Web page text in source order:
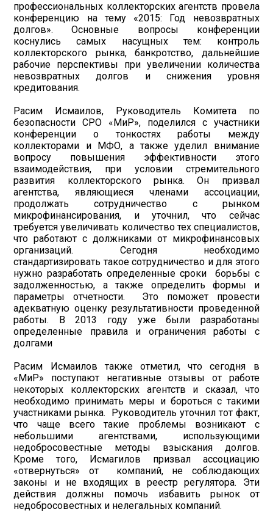
профессиональных коллекторских агентств провела
конференцию на тему «2015: Год невозвратных
долгов». Основные вопросы конференции
коснулись самых насущных тем: контроль
коллекторского рынка, банкротство, дальнейшие
рабочие перспективы при увеличении количества
невозвратных долгов и снижения уровня
кредитования.
Расим Исмаилов, Руководитель Комитета по
безопасности СРО «МиР», поделился с участники
конференции о тонкостях работы между
коллекторами и МФО, а также уделил внимание
вопросу повышения эффективности этого
взаимодействия, при условии стремительного
развития коллекторского рынка. Он призвал
агентства, являющиеся членами ассоциации,
продолжать сотрудничество с рынком
микрофинансирования, и уточнил, что сейчас
требуется увеличивать количество тех специалистов,
что работают с должниками от микрофинансовых
организаций. Сегодня необходимо
стандартизировать такое сотрудничество и для этого
нужно разработать определенные сроки борьбы с
задолженностью, а также определить формы и
параметры отчетности. Это поможет провести
адекватную оценку результативности проведенной
работы. В 2013 году уже были разработаны
определенные правила и ограничения работы с
долгами
Расим Исмаилов также отметил, что сегодня в
«МиР» поступают негативные отзывы от работе
некоторых коллекторских агентств и сказал, что
необходимо принимать меры и бороться с такими
участниками рынка. Руководитель уточнил тот факт,
что чаще всего такие проблемы возникают с
небольшими агентствами, использующими
недобросовестные методы взыскания долгов.
Кроме того, Исмагилов призвал ассоциацию
«отвернуться» от компаний, не соблюдающих
законы и не входящих в реестр регулятора. Эти
действия должны помочь избавить рынок от
недобросовестных и нелегальных компаний.